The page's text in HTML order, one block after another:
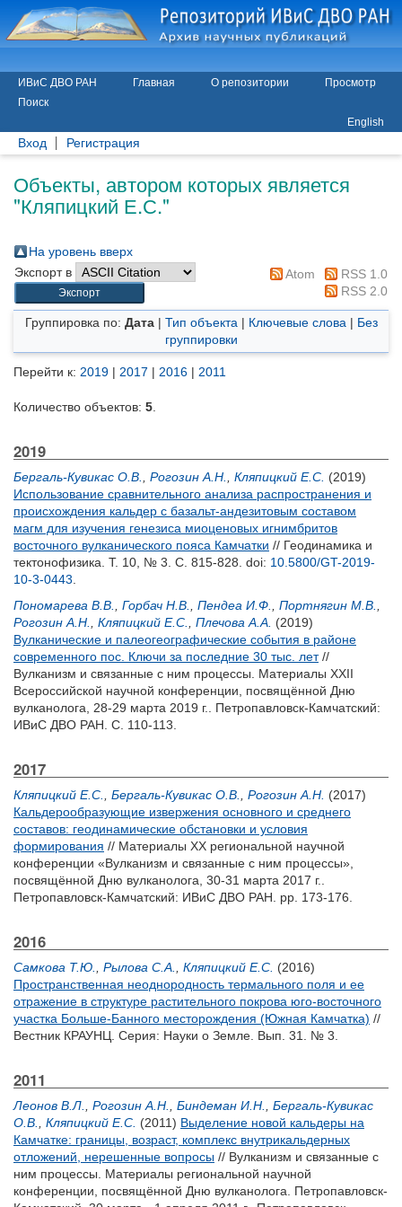
ИВиС ДВО РАН Главная О репозитории
Просмотр
Поиск
English
Вход Регистрация
Объекты, автором которых является
"Кляпицкий Е.С."
На уровень вверх
Экспорт в
Atom
RSS 1.0
RSS 2.0
Группировка по: Дата| Тип объекта | Ключевые слова | Без
группировки
Перейти к: 2019 | 2017 | 2016 | 2011
Количество объектов: 5
2019
Бергаль-Кувикас О.В. Рогозин А.Н. Кляпицкий Е.С. (2019)
Использование сравнительного анализа распространения и
происхождения кальдер с базальт‐андезитовым составом
магм для изучения генезиса миоценовых игнимбритов
восточного вулканического пояса Камчатки // Геодинамика и
тектонофизика. Т. 10, № 3. С. 815-828. doi: 10.5800/GT-2019-
10-3-0443
Пономарева В.В.
Горбач Н.В. Пендеа И.Ф. Портнягин М.В.
Рогозин А.Н.
Кляпицкий Е.С. Плечова А.А. (2019)
Вулканические и палеогеографические события в районе
современного пос. Ключи за последние 30 тыс. лет//
Вулканизм и связанные с ним процессы. Материалы XXII
Всероссийской научной конференции, посвящённой Дню
вулканолога, 28-29 марта 2019 г.. Петропавловск-Камчатский:
ИВиС ДВО РАН. С. 110-113.
2017
Кляпицкий Е.С. Бергаль-Кувикас О.В. Рогозин А.Н. (2017)
Кальдерообразующие извержения основного и среднего
составов: геодинамические обстановки и условия
формирования // Материалы XX региональной научной
конференции «Вулканизм и связанные с ним процессы»,
посвящённой Дню вулканолога, 30-31 марта 2017 г..
Петропавловск-Камчатский: ИВиС ДВО РАН. pp. 173-176.
2016
Самкова Т.Ю. Рылова С.А. Кляпицкий Е.С. (2016)
Пространственная неоднородность термального поля и ее
отражение в структуре растительного покрова юго-восточного
участка Больше-Банного месторождения (Южная Камчатка) //
Вестник КРАУНЦ. Серия: Науки о Земле. Вып. 31. № 3.
2011
Леонов В.Л. Рогозин А.Н. Биндеман И.Н.
Бергаль-Кувикас
О.В.
Кляпицкий Е.С. (2011) Выделение новой кальдеры на
Камчатке: границы, возраст, комплекс внутрикальдерных
отложений, нерешенные вопросы // Вулканизм и связанные с
ним процессы. Материалы региональной научной
конференции, посвящённой Дню вулканолога. Петропавловск-